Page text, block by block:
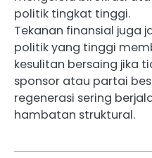
politik tingkat tinggi.
Tekanan finansial juga
politik yang tinggi
kesulitan bersaing jika
sponsor atau partai
regenerasi sering
hambatan struktural.